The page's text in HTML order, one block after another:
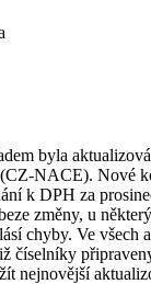
byla
NACE). Nové
k DPH za
změny, u
chyby. Ve všech
číselníky
nejnovější